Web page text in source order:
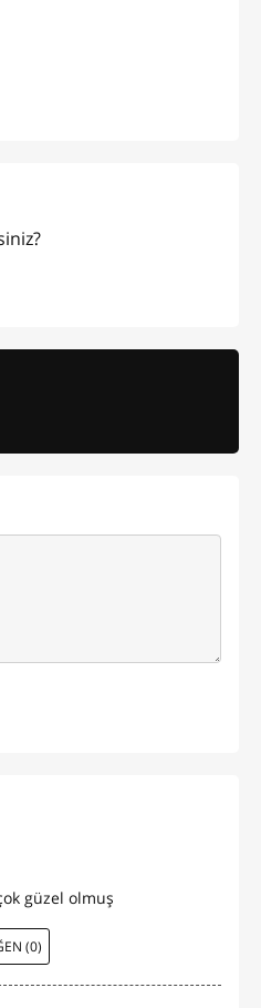
güzel olmuş
(0)